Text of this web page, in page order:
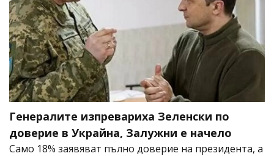
Генералите изпревариха Зеленски по
доверие в Украйна, Залужни е начело
Само 18% заявяват пълно доверие на президента, а